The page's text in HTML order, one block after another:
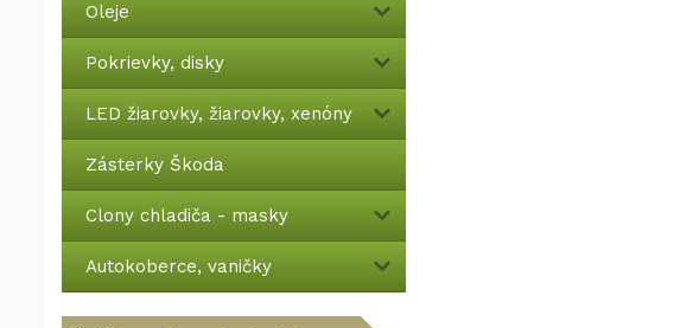
Oleje
Pokrievky, disky
LED žiarovky, žiarovky, xenóny
Zásterky Škoda
Clony chladiča - masky
Autokoberce, vaničky